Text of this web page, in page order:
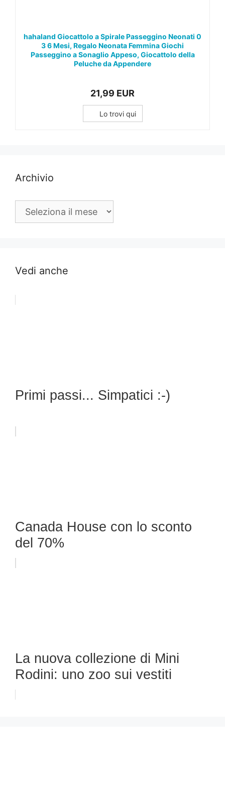
hahaland Giocattolo a Spirale Passeggino Neonati 0
3 6 Mesi, Regalo Neonata Femmina Giochi
Passeggino a Sonaglio Appeso, Giocattolo della
Peluche da Appendere
21,99 EUR
Lo trovi qui
Archivio
Archivio
Vedi anche
Primi passi... Simpatici :-)
Canada House con lo sconto
del 70%
La nuova collezione di Mini
Rodini: uno zoo sui vestiti